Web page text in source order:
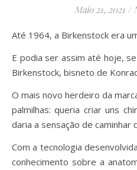
Maio 21, 2021 /
Até 1964, a Birkenstock era
E podia ser assim até hoje,
Birkenstock, bisneto de
O mais novo herdeiro da
palmilhas: queria criar uns
daria a sensação de caminhar
Com a tecnologia
conhecimento sobre a